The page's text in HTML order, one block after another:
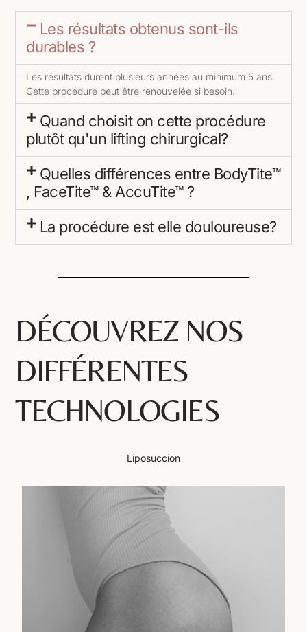
Les résultats obtenus sont-ils
durables ?
Les résultats durent plusieurs années au minimum 5 ans.
Cette procédure peut être renouvelée si besoin.
Quand choisit on cette procédure
plutôt qu'un lifting chirurgical?
Quelles différences entre BodyTite™
, FaceTite™ & AccuTite™ ?
La procédure est elle douloureuse?
DÉCOUVREZ NOS
DIFFÉRENTES
TECHNOLOGIES
Liposuccion